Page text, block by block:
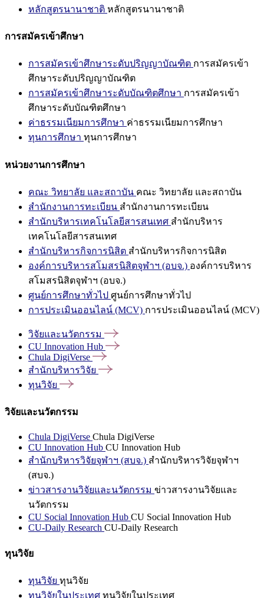
หลักสูตรนานาชาติ หลักสูตรนานาชาติ
การสมัครเข้าศึกษา
การสมัครเข้าศึกษาระดับปริญญาบัณฑิต การสมัครเข้า
ศึกษาระดับปริญญาบัณฑิต
การสมัครเข้าศึกษาระดับบัณฑิตศึกษา การสมัครเข้า
ศึกษาระดับบัณฑิตศึกษา
ค่าธรรมเนียมการศึกษา ค่าธรรมเนียมการศึกษา
ทุนการศึกษา ทุนการศึกษา
หน่วยงานการศึกษา
คณะ วิทยาลัย และสถาบัน คณะ วิทยาลัย และสถาบัน
สำนักงานการทะเบียน สำนักงานการทะเบียน
สำนักบริหารเทคโนโลยีสารสนเทศ สำนักบริหาร
เทคโนโลยีสารสนเทศ
สำนักบริหารกิจการนิสิต สำนักบริหารกิจการนิสิต
องค์การบริหารสโมสรนิสิตจุฬาฯ (อบจ.) องค์การบริหาร
สโมสรนิสิตจุฬาฯ (อบจ.)
ศูนย์การศึกษาทั่วไป ศูนย์การศึกษาทั่วไป
การประเมินออนไลน์ (MCV) การประเมินออนไลน์ (MCV)
วิจัยและนวัตกรรม
CU Innovation Hub
Chula DigiVerse
สำนักบริหารวิจัย
ทุนวิจัย
วิจัยและนวัตกรรม
Chula DigiVerse Chula DigiVerse
CU Innovation Hub CU Innovation Hub
สำนักบริหารวิจัยจุฬาฯ (สบจ.) สำนักบริหารวิจัยจุฬาฯ
(สบจ.)
ข่าวสารงานวิจัยและนวัตกรรม ข่าวสารงานวิจัยและ
นวัตกรรม
CU Social Innovation Hub CU Social Innovation Hub
CU-Daily Research CU-Daily Research
ทุนวิจัย
ทุนวิจัย ทุนวิจัย
ทุนวิจัยในประเทศ ทุนวิจัยในประเทศ